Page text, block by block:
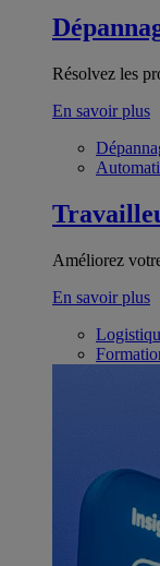
Résolvez les
En savoir plus
Améliorez
En savoir plus